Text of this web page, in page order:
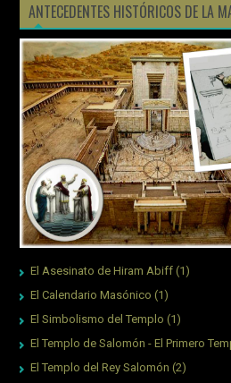
ANTECEDENTES HISTÓRICOS DE LA
El Asesinato de Hiram Abiff (1)
El Calendario Masónico (1)
El Simbolismo del Templo (1)
El Templo de Salomón - El Primero
El Templo del Rey Salomón (2)